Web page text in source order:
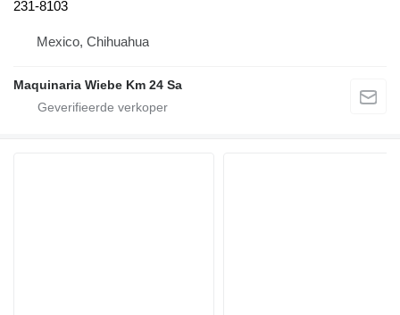
231-8103
Mexico, Chihuahua
Maquinaria Wiebe Km 24 Sa